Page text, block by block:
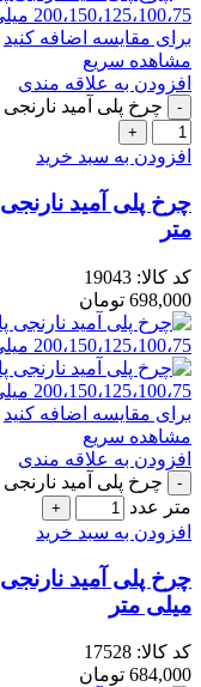
برای مقایسه اضافه کنید
مشاهده سریع
افزودن به علاقه مندی
چرخ پلی آمید نارنجی پایه
افزودن به سبد خرید
متر
کد کالا: 19043
698,000 تومان
برای مقایسه اضافه کنید
مشاهده سریع
افزودن به علاقه مندی
متر عدد
افزودن به سبد خرید
میلی متر
کد کالا: 17528
684,000 تومان